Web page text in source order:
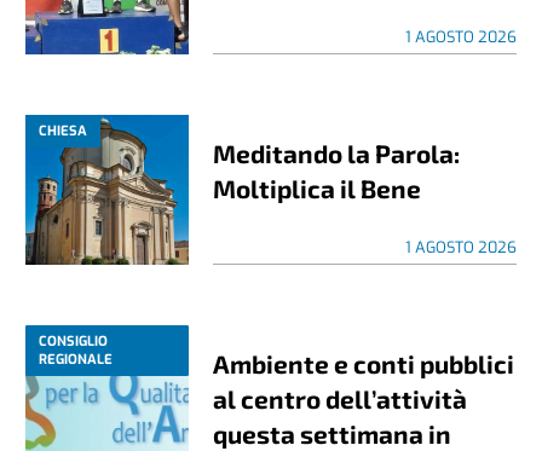
1 AGOSTO 2026
CHIESA
Meditando la Parola:
Moltiplica il Bene
1 AGOSTO 2026
CONSIGLIO
REGIONALE
Ambiente e conti pubblici
al centro dell’attività
questa settimana in